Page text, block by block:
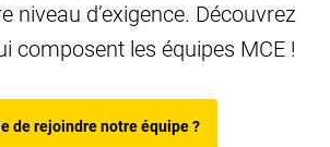
niveau d’exigence. Découvrez
composent les équipes MCE !
de rejoindre notre équipe ?